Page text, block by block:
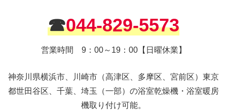
☎044-829-5573
営業時間 9：00～19：00【日曜休業】
神奈川県横浜市、川崎市（高津区、多摩区、宮前区）東京
都世田谷区、千葉、埼玉（一部）の浴室乾燥機・浴室暖房
機取り付け可能。